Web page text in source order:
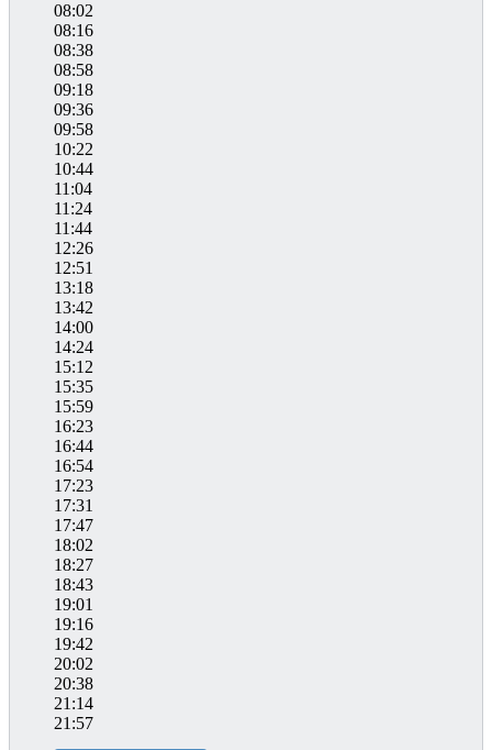
08:02
08:16
08:38
08:58
09:18
09:36
09:58
10:22
10:44
11:04
11:24
11:44
12:26
12:51
13:18
13:42
14:00
14:24
15:12
15:35
15:59
16:23
16:44
16:54
17:23
17:31
17:47
18:02
18:27
18:43
19:01
19:16
19:42
20:02
20:38
21:14
21:57